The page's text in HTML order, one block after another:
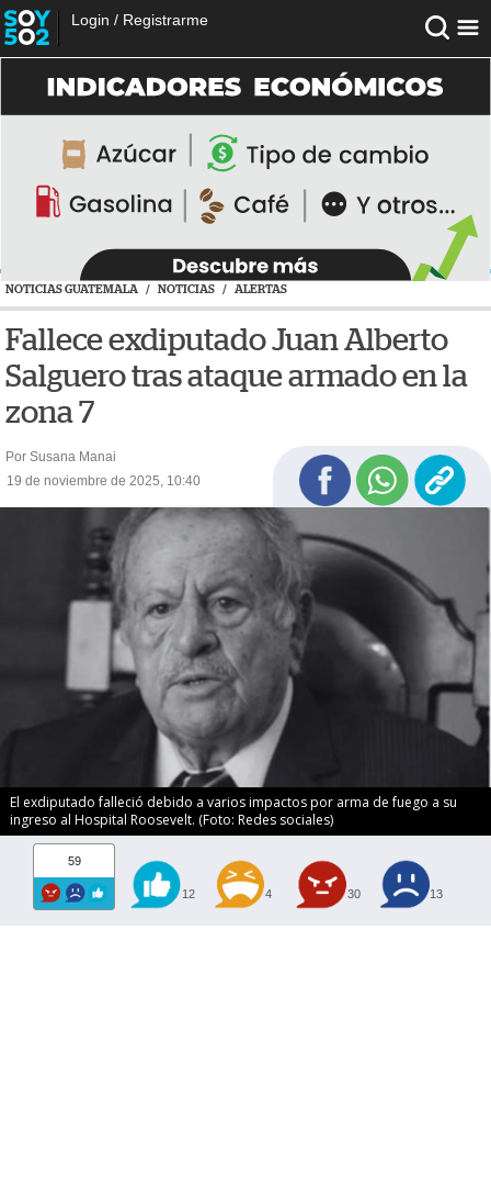
Login / Registrarme
NOTICIAS GUATEMALA / NOTICIAS / ALERTAS
Fallece exdiputado Juan Alberto
Salguero tras ataque armado en la
zona 7
Por Susana Manai
19 de noviembre de 2025, 10:40
El exdiputado falleció debido a varios impactos por arma de fuego a su
ingreso al Hospital Roosevelt. (Foto: Redes sociales)
59
12 4 30 13